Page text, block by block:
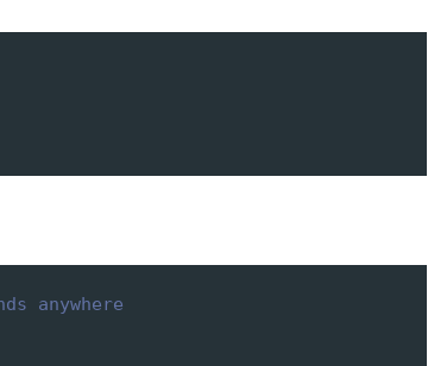
anywhere